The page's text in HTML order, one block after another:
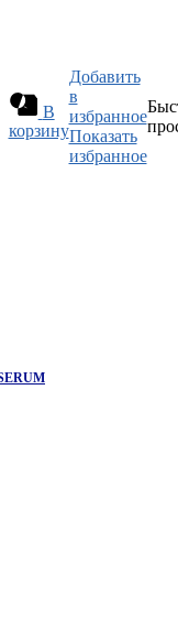
В
корзину
Добавить
в
избранное
Показать
избранное